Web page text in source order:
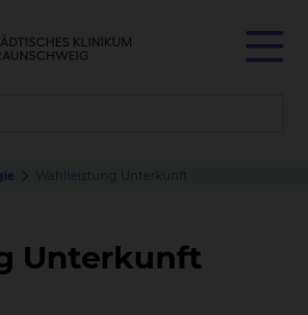
Wahlleistung Unterkunft
Unterkunft